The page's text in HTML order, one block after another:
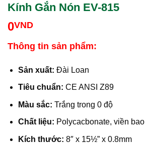
Kính Gắn Nón EV-815
0VND
Thông tin sản phẩm:
Sản xuất: Đài Loan
Tiêu chuẩn: CE ANSI Z89
Màu sắc: Trắng trong 0 độ
Chất liệu: Polycacbonate, viền
Kích thước: 8″ x 15½” x 0.8mm